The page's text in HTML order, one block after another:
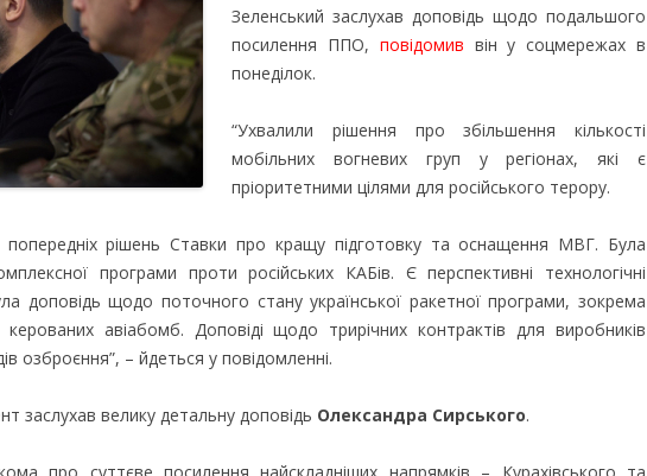
Зеленський заслухав доповідь щодо подальшого
посилення ППО, повідомив він у соцмережах в
понеділок.
“Ухвалили рішення про збільшення кількості
мобільних вогневих груп у регіонах, які є
пріоритетними цілями для російського терору.
попередніх рішень Ставки про кращу підготовку та оснащення МВГ. Була
програми проти російських КАБів. Є перспективні технологічні
доповідь щодо поточного стану української ракетної програми, зокрема
авіабомб. Доповіді щодо трирічних контрактів для виробників
озброєння”, – йдеться у повідомленні.
заслухав велику детальну доповідь Олександра Сирського.